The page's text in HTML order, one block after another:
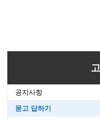
공지사항
묻고 답하기